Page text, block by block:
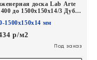
доска Lab Arte
до 1500х150х14/3 Дуб
1500х150х14 мм
р/м2
Под заказ